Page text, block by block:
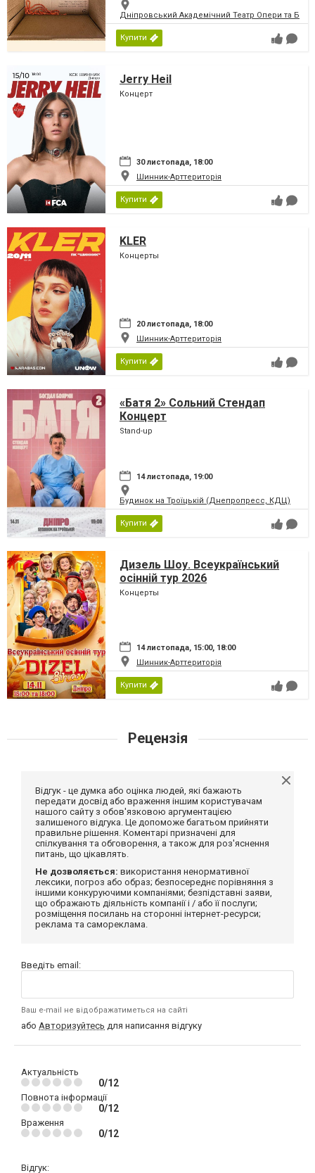
Дніпровський Академічний Театр Опери та
Купити
Jerry Heil
Концерт
30 листопада, 18:00
Шинник-Арттериторія
Купити
KLER
Концерты
20 листопада, 18:00
Шинник-Арттериторія
Купити
«Батя 2» Сольний Стендап
Концерт
Stand-up
14 листопада, 19:00
Будинок на Троїцькій (Днепропресс, КДЦ)
Купити
Дизель Шоу. Всеукраїнський
осінній тур 2026
Концерты
14 листопада, 15:00, 18:00
Шинник-Арттериторія
Купити
Рецензія
Відгук - це думка або оцінка людей, які бажають
передати досвід або враження іншим користувачам
нашого сайту з обов'язковою аргументацією
залишеного відгука. Це допоможе багатьом прийняти
правильне рішення. Коментарі призначені для
спілкування та обговорення, а також для роз'яснення
питань, що цікавлять.
Не дозволяється: використання ненормативної
лексики, погроз або образ; безпосереднє порівняння з
іншими конкуруючими компаніями; безпідставні заяви,
що ображають діяльність компанії і / або її послуги;
розміщення посилань на сторонні інтернет-ресурси;
реклама та самореклама.
Введіть email:
Ваш e-mail не відображатиметься на сайті
або Авторизуйтесь для написання відгуку
Актуальність
0/12
Повнота інформації
0/12
Враження
0/12
Відгук: